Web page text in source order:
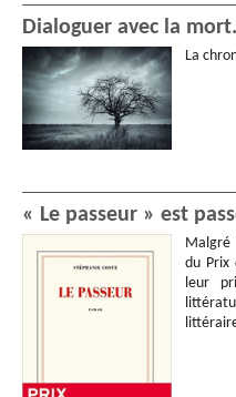
Dialoguer avec la mort.
La
« Le passeur » est
Malgré
du Prix
leur